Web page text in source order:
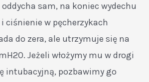
sam, na koniec wydechu
ciśnienie w pęcherzykach
do zera, ale utrzymuje się na
Jeżeli włożymy mu w drogi
intubacyjną, pozbawimy go